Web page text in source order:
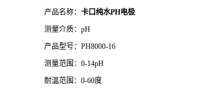
产品名称： 卡口纯水PH电极
测量介质：pH
产品型号：PH8000-16
测量范围：0-14pH
耐温范围：0-60度